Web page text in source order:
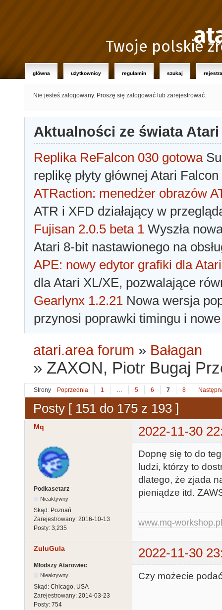
Twoje polskie
główna użytkownicy regulamin szukaj
Nie jesteś zalogowany. Proszę się zalogować lub zarejestrować.
Aktualności ze świata Atari
Replika ReFalcon 030 gotowa
replikę płyty głównej Atari
ATRaction: menedżer obrazów
ATR i XFD działający w
Fujisan 2.0.5 beta 1 Wyszła
Atari 8-bit nastawionego na
APE: nowy edytor grafiki dla Atari
dla Atari XL/XE, pozwalające
Gearlynx 1.2.21 Nowa wersja
przynosi poprawki timingu i
atari.area forum » Bałagan
» ZAXON, Piotr Bugaj
Strony Poprzednia 1 … 5 6 7 8
Posty [ 151 do 175 z 193 ]
Mq 2022-11-30
Podkasetarz
Nieaktywny
Skąd: Poznań
Zarejestrowany: 2016-10-13
Posty: 3,235
Dopnę się to do
ludzi, którzy to
dlatego, że zjada
pieniądze itd.
www.mq-workshop.pl
ZuluGula 2022-11-30
Młodszy Atarowiec
Nieaktywny
Skąd: Chicago, USA
Zarejestrowany: 2014-03-23
Posty: 754
Czy możecie